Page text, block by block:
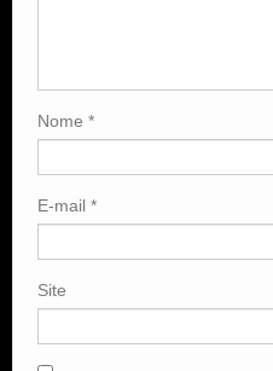
Nome *
E-mail *
Site